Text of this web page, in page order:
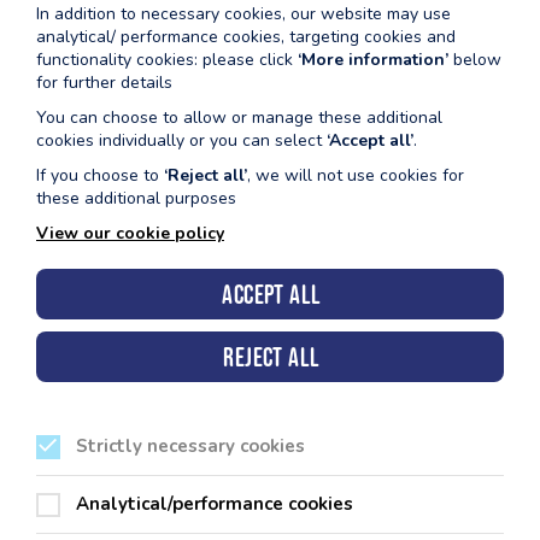
adlewyrchiad o'r gwaith caled, yr angerdd a'r gwaith tîm sy'n
ysgogi Hamdden Sir Benfro bob dydd. Rydym yn falch o gynnig
cyfleusterau sy'n bodloni'r safonau uchaf, gan sicrhau bod ein
cwsmeriaid yn gallu mwynhau amgylcheddau diogel,
rydym yn parhau i fod yn ymrwymedig i welliant parhaus ac i
gefnogi iechyd a lles ein cymuned.
In addition to necessary cookies, our website may use
analytical/ performance cookies, targeting cookies and
functionality cookies: please click ‘More information’ below
for further details
You can choose to allow or manage these additional
cookies individually or you can select ‘Accept all’.
If you choose to ‘Reject all’, we will not use cookies for
these additional purposes
View our cookie policy
Accept all
Reject all
Strictly necessary cookies
Analytical/performance cookies